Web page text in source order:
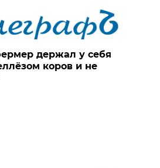
держал у себя
коров и не